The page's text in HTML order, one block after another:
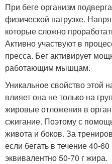
При беге организм
физической нагрузке.
которые сложно
Активно участвуют в
пресса. Бег активирует
работающим мышцам.
Уникальное свойство этой
влияет она не только на
жировые отложения в
сжигание. Поэтому с
живота и боков. За
если бегать в течение 40-
эквивалентно 50-70 г жира.